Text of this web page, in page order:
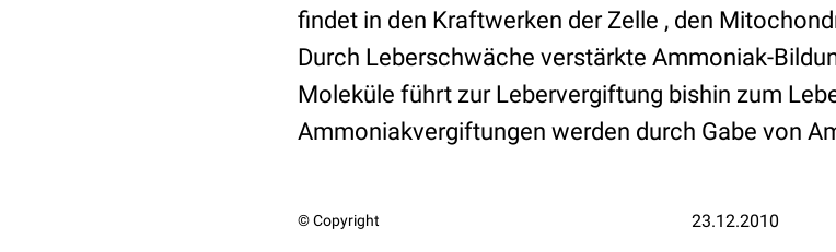
findet in den Kraftwerken der Zelle , den
Durch Leberschwäche verstärkte Ammoniak-
Moleküle führt zur Lebervergiftung bishin zum
Ammoniakvergiftungen werden durch Gabe von
© Copyright 23.12.2010